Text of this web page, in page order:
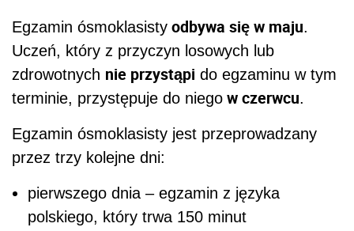
Egzamin ósmoklasisty odbywa się w maju.
Uczeń, który z przyczyn losowych lub
zdrowotnych nie ‎przystąpi do egzaminu w tym
terminie, przystępuje do niego w czerwcu.‎
Egzamin ósmoklasisty jest przeprowadzany
przez trzy kolejne dni:
pierwszego dnia – egzamin z języka
polskiego, który trwa 150 minut